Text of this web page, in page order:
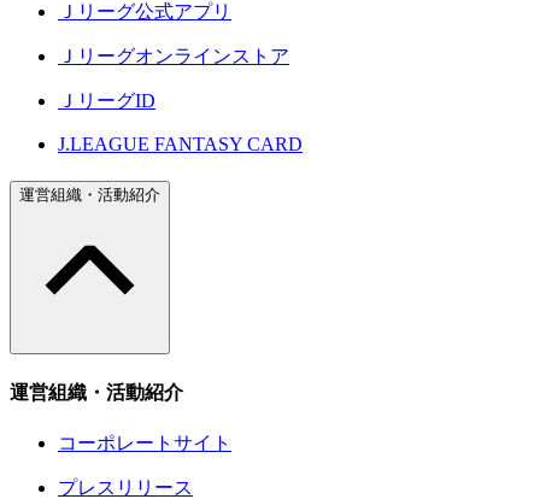
Ｊリーグ公式アプリ
Ｊリーグオンラインストア
ＪリーグID
J.LEAGUE FANTASY CARD
運営組織・活動紹介
運営組織・活動紹介
コーポレートサイト
プレスリリース